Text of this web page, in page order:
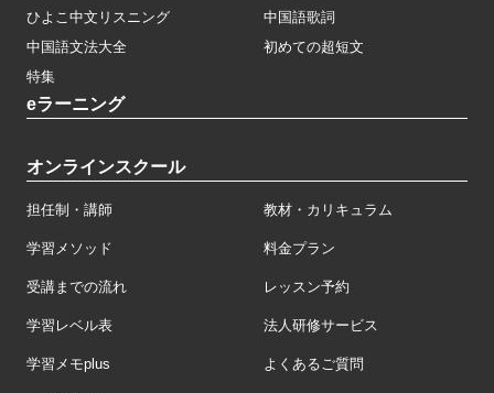
ひよこ中文リスニング
中国語歌詞
中国語文法大全
初めての超短文
特集
eラーニング
オンラインスクール
担任制・講師 教材・カリキュラム
学習メソッド 料金プラン
受講までの流れ レッスン予約
学習レベル表 法人研修サービス
学習メモplus よくあるご質問